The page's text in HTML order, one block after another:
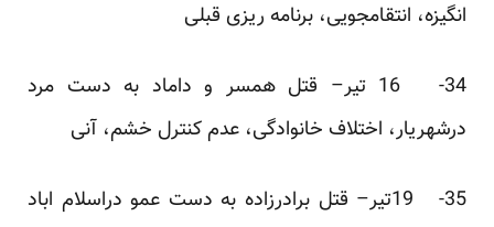
انگیزه، انتقامجویی، برنامه ریزی قبلی
34- 16 تیر– قتل همسر و داماد به دست مرد
درشهریار، اختلاف خانوادگی، عدم کنترل خشم، آنی
35- 19تیر– قتل برادرزاده به دست عمو دراسلام اباد